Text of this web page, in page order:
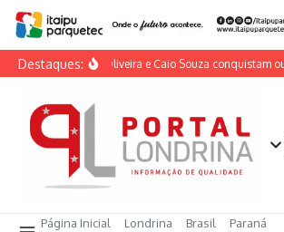
Ir para o conteúdo
Destaques:Lorrane Oliveira e Caio Souza conquistam
Página Inicial Londrina Brasil
Paraná